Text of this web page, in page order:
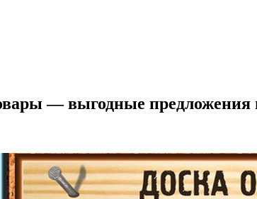
— выгодные предложения